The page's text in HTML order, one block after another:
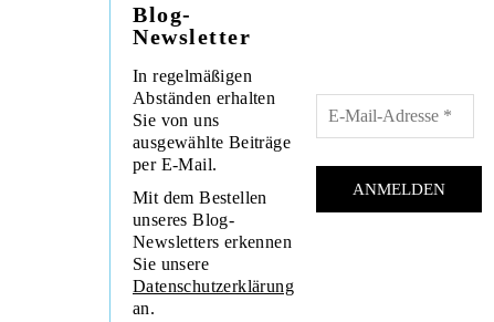
Blog-
Newsletter
In regelmäßigen
Abständen erhalten
Sie von uns
ausgewählte Beiträge
per E-Mail.
Mit dem Bestellen
unseres Blog-
Newsletters erkennen
Sie unsere
Datenschutzerklärung
an.